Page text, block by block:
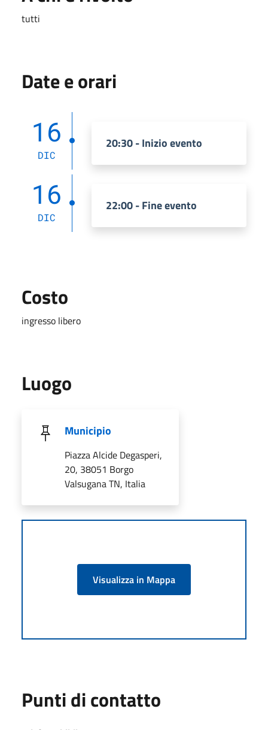
tutti
Date e orari
16
DIC
20:30 - Inizio evento
16
DIC
22:00 - Fine evento
Costo
ingresso libero
Luogo
Municipio
Piazza Alcide Degasperi,
20, 38051 Borgo
Valsugana TN, Italia
Visualizza in Mappa
Punti di contatto